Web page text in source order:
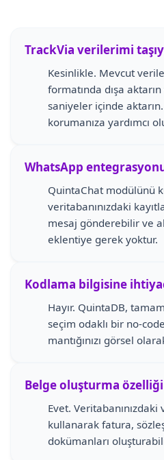
TrackVia verilerimi
Kesinlikle. Mevcut
formatında dışa
saniyeler içinde aktarın.
korumanıza yardımcı
WhatsApp entegrasyonu
QuintaChat modülünü
veritabanınızdaki
mesaj gönderebilir ve
eklentiye gerek yoktur.
Kodlama bilgisine
Hayır. QuintaDB,
seçim odaklı bir no-
mantığınızı görsel
Belge oluşturma özelliği
Evet.
kullanarak fatura,
dokümanları